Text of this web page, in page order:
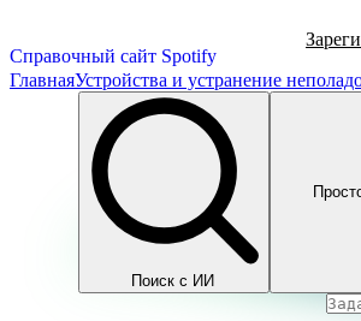
Справочный сайт Spotify
ГлавнаяУстройства и устранение
Поиск с ИИ